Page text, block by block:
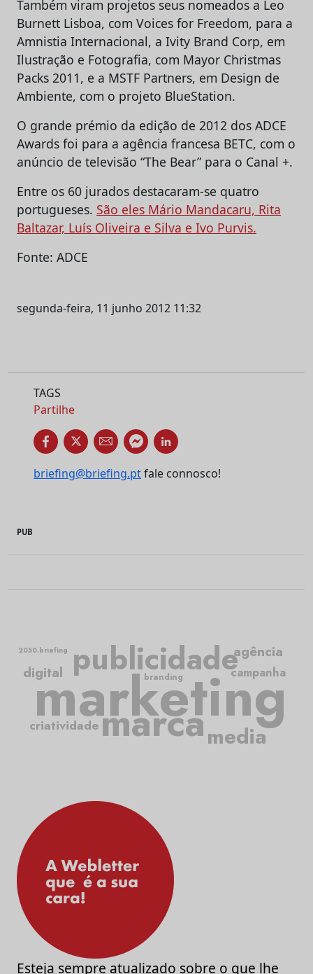
Também viram projetos seus nomeados a Leo
Burnett Lisboa, com Voices for Freedom, para a
Amnistia Internacional, a Ivity Brand Corp, em
Ilustração e Fotografia, com Mayor Christmas
Packs 2011, e a MSTF Partners, em Design de
Ambiente, com o projeto BlueStation.
O grande prémio da edição de 2012 dos ADCE
Awards foi para a agência francesa BETC, com o
anúncio de televisão “The Bear” para o Canal +.
Entre os 60 jurados destacaram-se quatro
portugueses. São eles Mário Mandacaru, Rita
Baltazar, Luís Oliveira e Silva e Ivo Purvis.
Fonte: ADCE
segunda-feira, 11 junho 2012 11:32
TAGS
Partilhe
briefing@briefing.ptfale connosco!
PUB
marketing
publicidade
marca
criatividade
campanha
media
agência
digital
2050.briefing
branding
Esteja sempre atualizado sobre o que lhe